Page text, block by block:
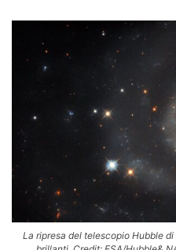
La ripresa del telescopio Hubble